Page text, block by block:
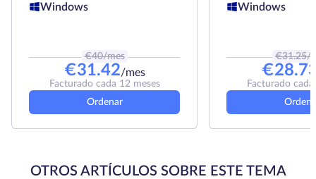
Windows
€40/mes
€31.42/mes
Facturado cada 12 meses
Ordenar
Windows
€31.25/
€
Facturado
OTROS ARTÍCULOS SOBRE ESTE TEMA